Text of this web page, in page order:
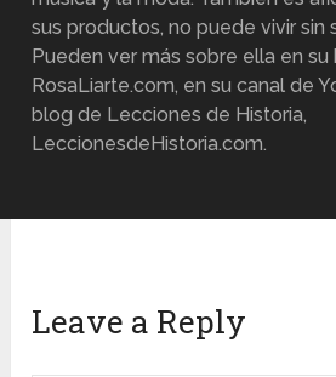
sus productos, no puede vivir sin
Pueden ver más sobre ella en su
RosaLiarte.com, en su canal de
blog de Lecciones de Historia,
LeccionesdeHistoria.com.
Leave a Reply